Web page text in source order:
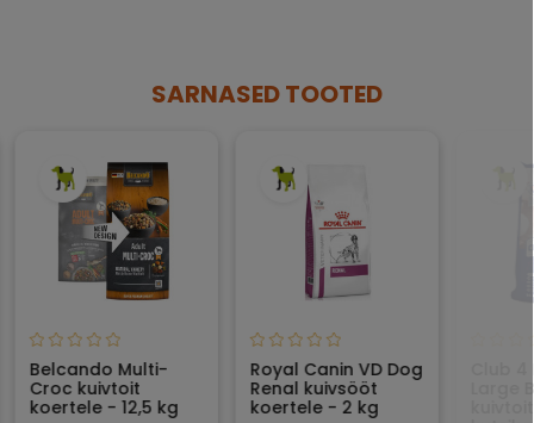
SARNASED TOOTED
Belcando Multi-
Croc kuivtoit
koertele - 12,5 kg
Royal Canin VD Dog
Renal kuivsööt
koertele - 2 kg